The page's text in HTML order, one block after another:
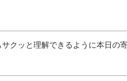
クッと理解できるように本日の